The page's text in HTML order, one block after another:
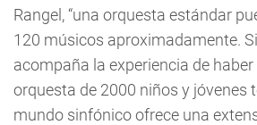
Rangel, “una orquesta estándar
120 músicos aproximadamente.
acompaña la experiencia de
orquesta de 2000 niños y jóvenes
mundo sinfónico ofrece una